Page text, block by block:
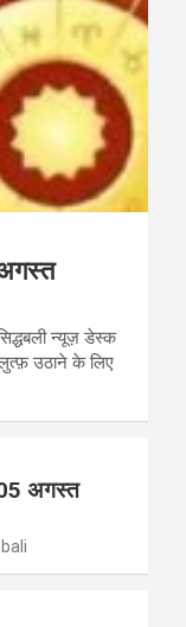
न्यूज़ डेस्क
उठाने के लिए
अगस्त